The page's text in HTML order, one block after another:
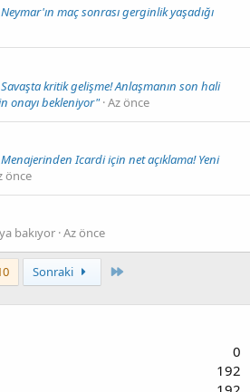
Neymar'ın maç sonrası gerginlik yaşadığı
Savaşta kritik gelişme! Anlaşmanın son hali
onayı bekleniyor" Az önce
Menajerinden Icardi için net açıklama! Yeni
önce
bakıyor Az önce
Sonraki
0
192